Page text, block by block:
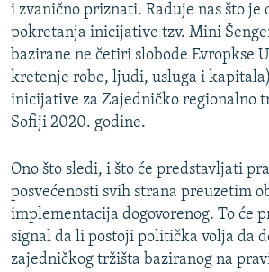
i zvanično priznati. Raduje nas što je
pokretanja inicijative tzv. Mini
bazirane ne četiri slobode Evropkse
kretenje robe, ljudi, usluga i
inicijative za Zajedničko regionalno
Sofiji 2020. godine.
Ono što sledi, i što će predstavljati
posvećenosti svih strana preuzetim
implementacija dogovorenog. To će
signal da li postoji politička volja da
zajedničkog tržišta baziranog na